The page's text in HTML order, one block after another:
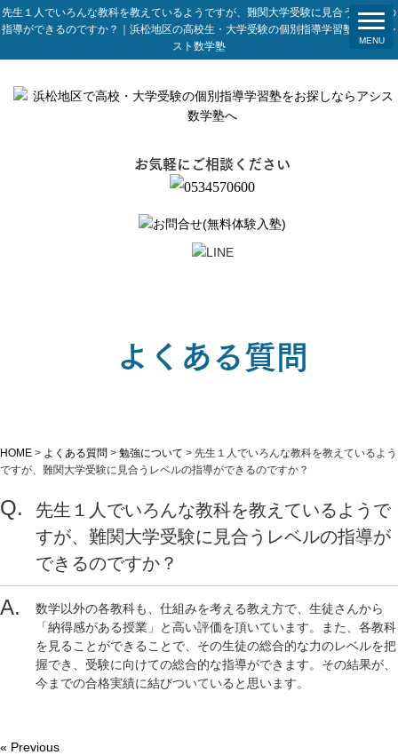
先生１人でいろんな教科を教えているようですが、難関大学受験に見合うレベルの
指導ができるのですか？｜浜松地区の高校生・大学受験の個別指導学習塾ならアシ
スト数学塾
お気軽にご相談ください
よくある質問
HOME > よくある質問 > 勉強について > 先生１人でいろんな教科を教えているよう
ですが、難関大学受験に見合うレベルの指導ができるのですか？
先生１人でいろんな教科を教えているようで
すが、難関大学受験に見合うレベルの指導が
できるのですか？
数学以外の各教科も、仕組みを考える教え方で、生徒さんから
「納得感がある授業」と高い評価を頂いています。また、各教科
を見ることができることで、その生徒の総合的な力のレベルを把
握でき、受験に向けての総合的な指導ができます。その結果が、
今までの合格実績に結びついていると思います。
« Previous